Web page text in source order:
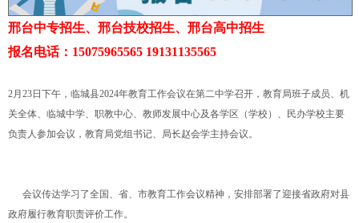
邢台中专招生、邢台技校招生、邢台高中招生
报名电话：15075965565 19131135565
2月23日下午，临城县2024年教育工作会议在第二中学召开，教育局班子成员、机
关全体、临城中学、职教中心、教师发展中心及各学区（学校）、民办学校主要
负责人参加会议，教育局党组书记、局长赵会学主持会议。
会议传达学习了全国、省、市教育工作会议精神，安排部署了迎接省政府对县
政府履行教育职责评价工作。